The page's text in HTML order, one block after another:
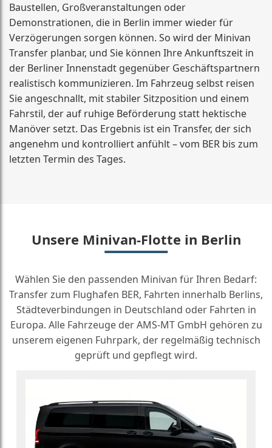
Baustellen, Großveranstaltungen oder
Demonstrationen, die in Berlin immer wieder für
Verzögerungen sorgen können. So wird der Minivan
Transfer planbar, und Sie können Ihre Ankunftszeit in
der Berliner Innenstadt gegenüber Geschäftspartnern
realistisch kommunizieren. Im Fahrzeug selbst reisen
Sie angeschnallt, mit stabiler Sitzposition und einem
Fahrstil, der auf ruhige Beförderung statt hektische
Manöver setzt. Das Ergebnis ist ein Transfer, der sich
angenehm und kontrolliert anfühlt – vom BER bis zum
letzten Termin des Tages.
Unsere Minivan-Flotte in Berlin
Wählen Sie den passenden Minivan für Ihren Bedarf:
Transfer zum Flughafen BER, Fahrten innerhalb Berlins,
Städteverbindungen in Deutschland oder Fahrten in
Europa. Alle Fahrzeuge der AMS-MT GmbH gehören zu
unserem eigenen Fuhrpark, der regelmäßig technisch
geprüft und gepflegt wird.